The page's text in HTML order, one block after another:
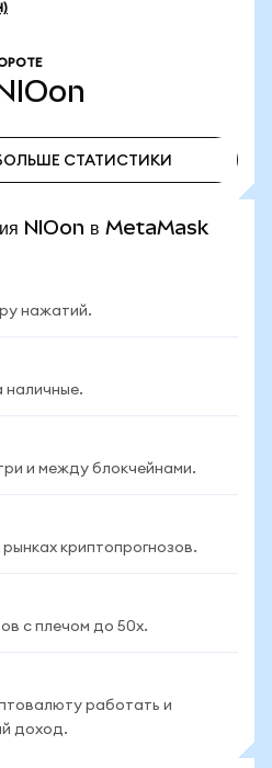
СТАТИСТИКИ
NIOon в MetaMask
нажатий.
наличные.
и между блокчейнами.
рынках криптопрогнозов.
с плечом до 50x.
работать и
доход.